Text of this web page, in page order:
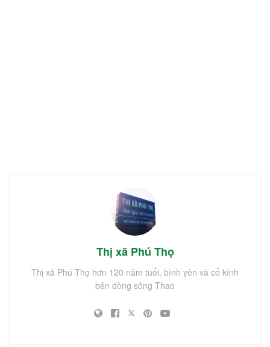
Thị xã Phú Thọ
Thị xã Phú Thọ hơn 120 năm tuổi, bình yên và cổ kính
bên dòng sông Thao